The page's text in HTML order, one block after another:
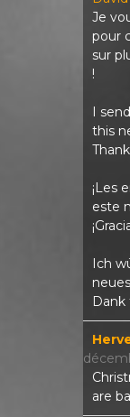
Je
pour
sur
!
I
this
¡Les
este
Ich
Dank
are